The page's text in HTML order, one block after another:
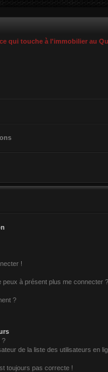
qui touche à l'immobilier au
!
peux à présent plus me connecter
?
?
de la liste des utilisateurs en
toujours pas correcte !